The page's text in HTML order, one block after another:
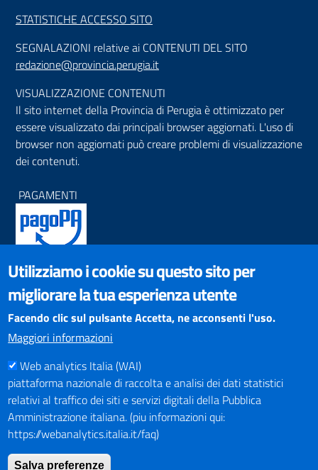
STATISTICHE ACCESSO SITO
SEGNALAZIONI relative ai CONTENUTI DEL SITO
redazione@provincia.perugia.it
VISUALIZZAZIONE CONTENUTI
Il sito internet della Provincia di Perugia è ottimizzato per
essere visualizzato dai principali browser aggiornati. L'uso di
browser non aggiornati può creare problemi di visualizzazione
dei contenuti.
PAGAMENTI
SOCIAL NETWORKS
Pagina Facebook
Profilo Instagram
Canale YouTube
Mappa del Sito
Utilizziamo i cookie su questo sito per
migliorare la tua esperienza utente
Facendo clic sul pulsante Accetta, ne acconsenti l'uso.
Maggiori informazioni
Web analytics Italia (WAI)
piattaforma nazionale di raccolta e analisi dei dati statistici
relativi al traffico dei siti e servizi digitali della Pubblica
Amministrazione italiana. (piu informazioni qui:
https://webanalytics.italia.it/faq)
Salva preferenze